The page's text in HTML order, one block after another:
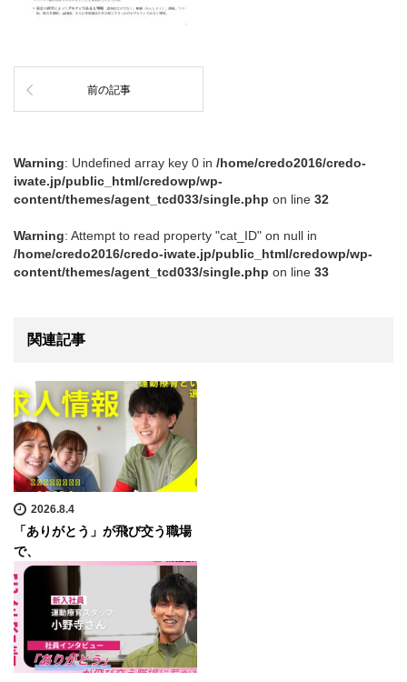
前の記事
Warning: Undefined array key 0 in /home/credo2016/credo-
iwate.jp/public_html/credowp/wp-
content/themes/agent_tcd033/single.php on line 32
Warning: Attempt to read property "cat_ID" on null in
/home/credo2016/credo-iwate.jp/public_html/credowp/wp-
content/themes/agent_tcd033/single.php on line 33
関連記事
2026.8.4
「ありがとう」が飛び交う職場
で、